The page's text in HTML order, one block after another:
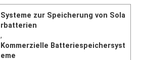
Systeme zur Speicherung von Sola
rbatterien
,
Kommerzielle Batteriespeichersyst
eme